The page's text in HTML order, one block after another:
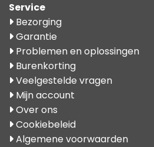
Service
Bezorging
Garantie
Problemen en oplossingen
Burenkorting
Veelgestelde vragen
Mijn account
Over ons
Cookiebeleid
Algemene voorwaarden